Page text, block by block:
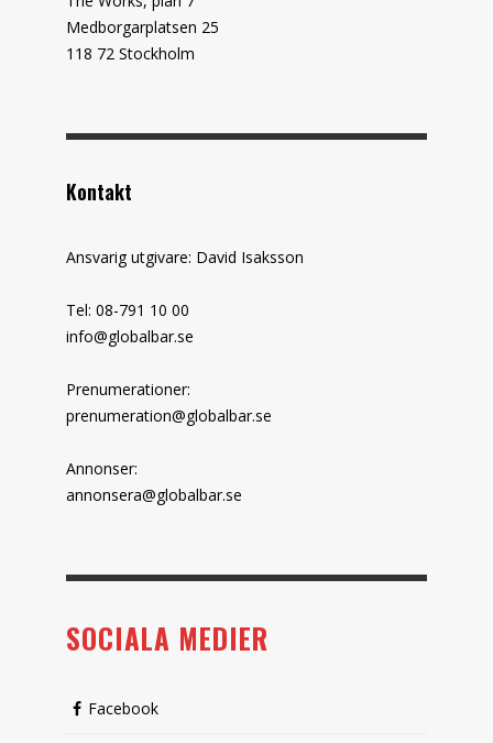
Medborgarplatsen 25
118 72 Stockholm
Kontakt
Ansvarig utgivare: David Isaksson
Tel: 08-791 10 00
info@globalbar.se
Prenumerationer:
prenumeration@globalbar.se
Annonser:
annonsera@globalbar.se
SOCIALA MEDIER
Facebook